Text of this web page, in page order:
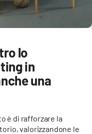
lo
in
una
è di rafforzare la
valorizzandone le